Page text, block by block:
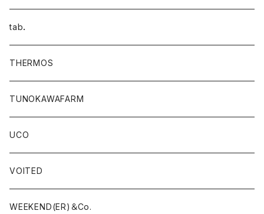
tab．
THERMOS
TUNOKAWAFARM
UCO
VOITED
WEEKEND(ER)＆Co.